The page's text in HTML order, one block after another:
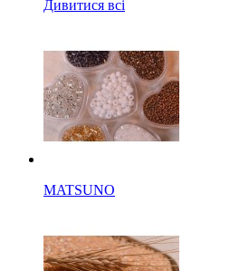
Дивитися всі
MATSUNO